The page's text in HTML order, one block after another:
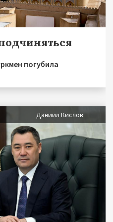
погубила
Даниил Кислов